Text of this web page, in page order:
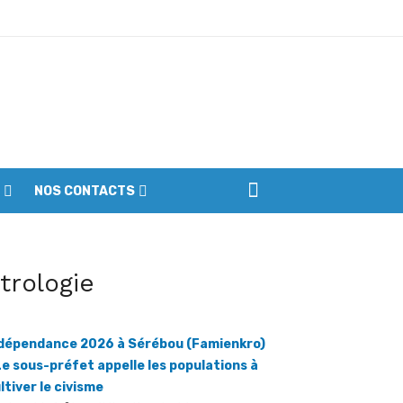
NOS CONTACTS
2026 à Sérébou (Famienkro)
sous-préfet appelle les populations à
le civisme